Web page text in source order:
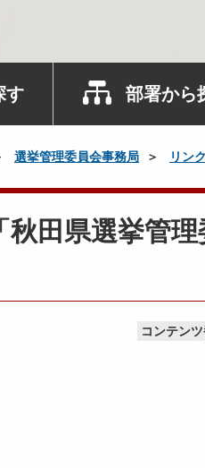
す 部署から
選挙管理委員会事務局 リン
田県選挙管
コンテン